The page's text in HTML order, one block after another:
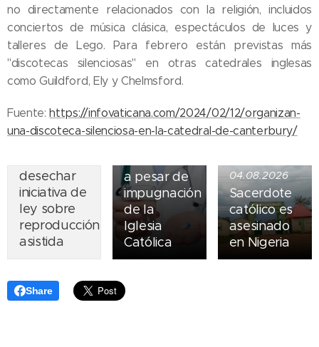
no directamente relacionados con la religión, incluidos
conciertos de música clásica, espectáculos de luces y
talleres de Lego. Para febrero están previstas más
"discotecas silenciosas" en otras catedrales inglesas
como Guildford, Ely y Chelmsford.
Fuente: https://infovaticana.com/2024/02/12/organizan-
una-discoteca-silenciosa-en-la-catedral-de-canterbury/
07.08.2026
Piden
desechar
iniciativa de
ley sobre
reproducción
asistida
05.08.2026
Ley del
asistido
entra en
a pesar de
impugnación
de la
Iglesia
Católica
04.08.2026
Sacerdote
católico es
asesinado
en Nigeria
Share